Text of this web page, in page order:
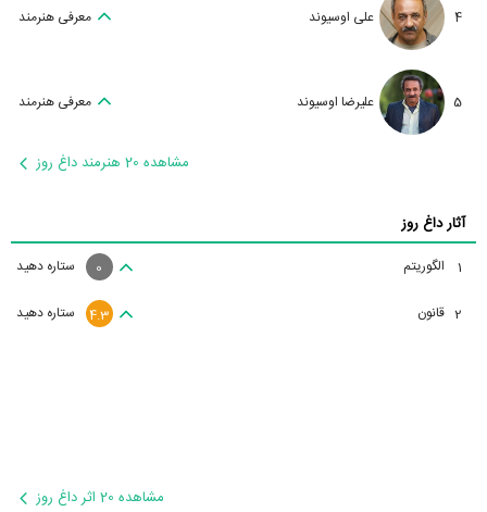
4 علی اوسیوند معرفی هنرمند
5 علیرضا اوسیوند معرفی هنرمند
مشاهده 20 هنرمند داغ روز
آثار داغ روز
1 الگوریتم ستاره دهید 0
2 قانون ستاره دهید 4.3
مشاهده 20 اثر داغ روز